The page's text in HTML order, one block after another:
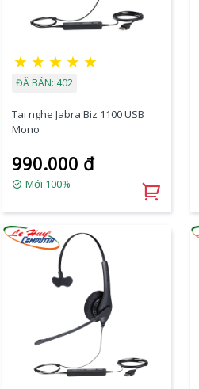
★ ★ ★ ★ ★
ĐÃ BÁN: 402
Tai nghe Jabra Biz 1100 USB
Mono
990.000 đ
Mới 100%